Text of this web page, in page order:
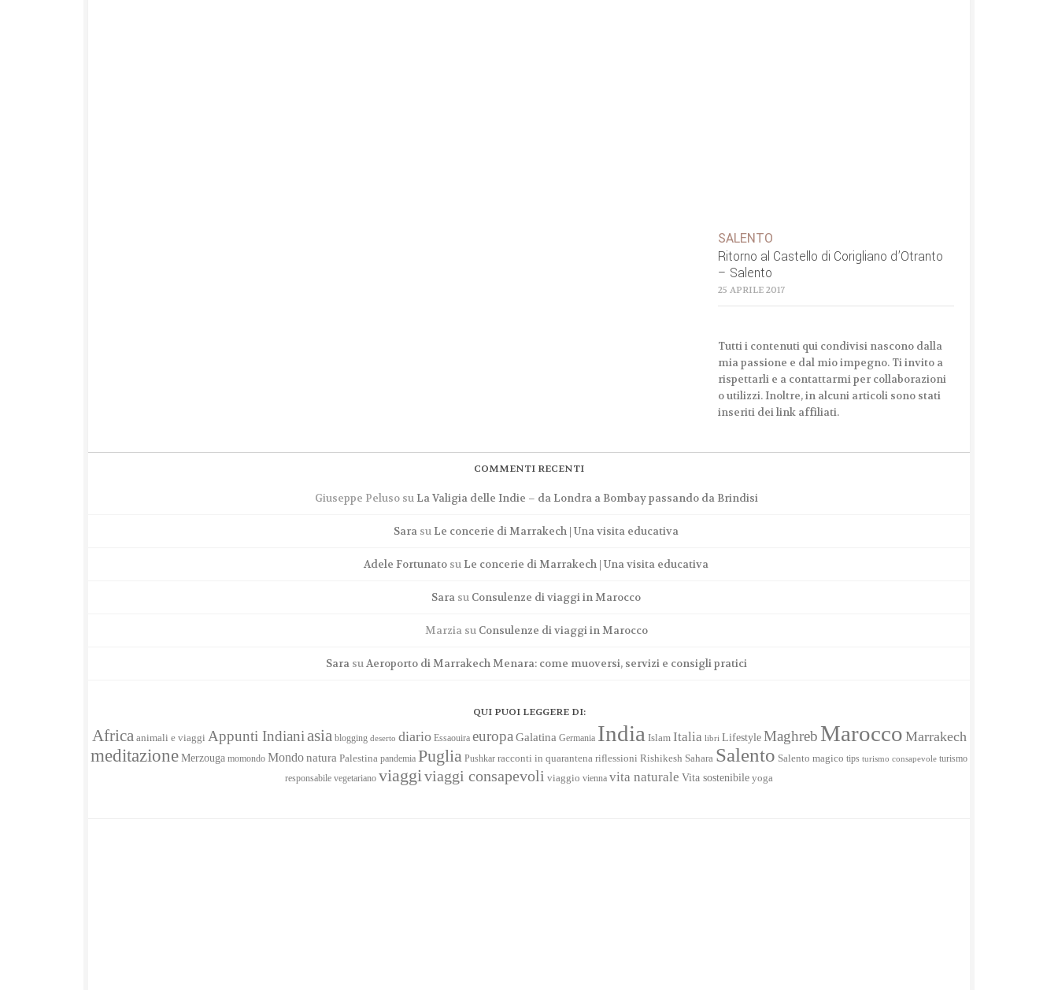
SALENTO
Ritorno al Castello di Corigliano d’Otranto
– Salento
25 APRILE 2017
Tutti i contenuti qui condivisi nascono dalla
mia passione e dal mio impegno. Ti invito a
rispettarli e a contattarmi per collaborazioni
o utilizzi. Inoltre, in alcuni articoli sono stati
inseriti dei link affiliati.
COMMENTI RECENTI
Giuseppe Pelusosu La Valigia delle Indie – da Londra a Bombay passando da Brindisi
Sara su Le concerie di Marrakech | Una visita educativa
Adele Fortunato su Le concerie di Marrakech | Una visita educativa
Sara su Consulenze di viaggi in Marocco
Marziasu Consulenze di viaggi in Marocco
SarasuAeroporto di Marrakech Menara: come muoversi, servizi e consigli pratici
QUI PUOI LEGGERE DI:
Africa animali e viaggi Appunti Indianiasia blogging deserto diario Essaouira europa Galatina Germania India Islam Italia libri Lifestyle Maghreb Marocco Marrakech
meditazioneMerzouga momondo Mondonatura Palestina pandemia Puglia Pushkar racconti in quarantena riflessioni Rishikesh Sahara Salento Salento magico tips turismo consapevole turismo
responsabile vegetariano viaggiviaggi consapevoli viaggio vienna vita naturale Vita sostenibile yoga